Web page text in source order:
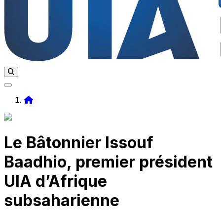
Le Bâtonnier Issouf
Baadhio, premier président
UIA d’Afrique
subsaharienne